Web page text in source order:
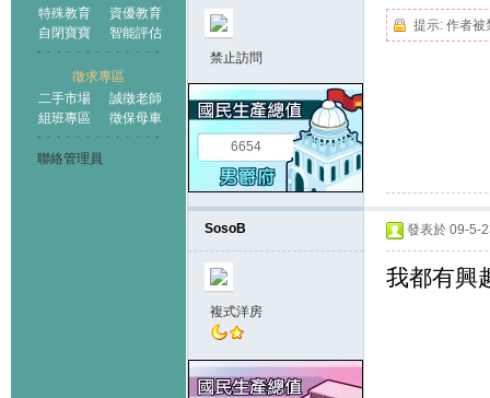
特殊教育
資優教育
自閉寶寶
智能評估
徵求專區
二手市場
誠徵老師
組班專區
徵保母車
聯絡管理員
禁止訪問
6654
提示: 作者被
SosoB
複式洋房
發表於 09-5-
我都有興